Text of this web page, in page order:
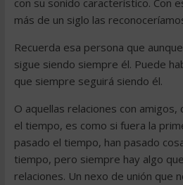
con su sonido característico. Con
más de un siglo las
Recuerda esa persona que
sigue siendo siempre él. Puede
que siempre seguirá siendo él.
O aquellas relaciones con amigos,
el tiempo, es como si fuera la
pasado el tiempo, han pasado
tiempo, pero siempre hay algo
relaciones. Un nexo de unión que